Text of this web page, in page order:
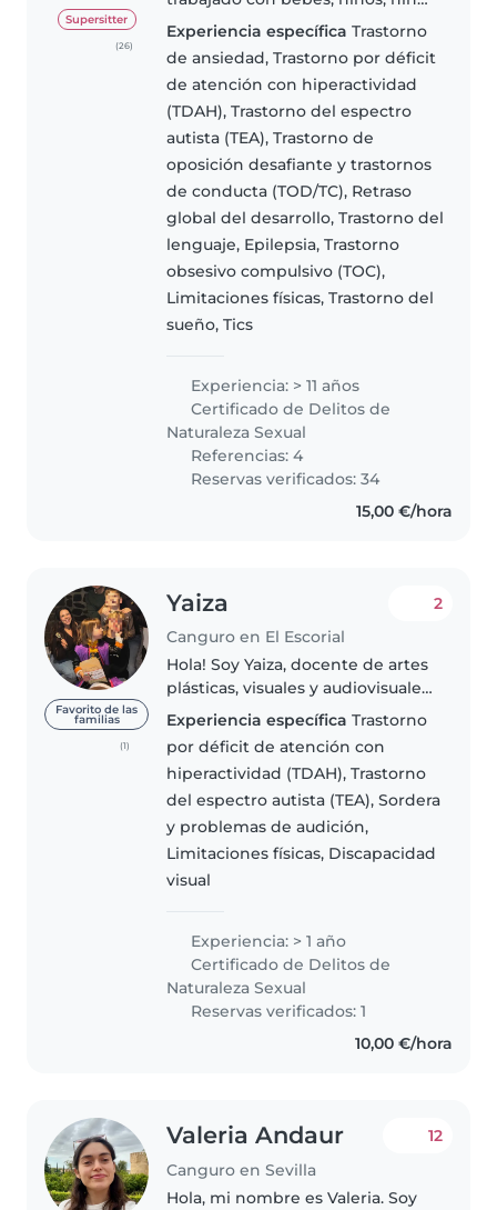
Supersitter
(26)
y adolescentes desde hace 20
años, desempeñándome tanto
como niñera o acompañante
terapéutico en domicilio,
escuelas y..
Experiencia específica Trastorno
de ansiedad, Trastorno por déficit
de atención con hiperactividad
(TDAH), Trastorno del espectro
autista (TEA), Trastorno de
oposición desafiante y trastornos
de conducta (TOD/TC), Retraso
global del desarrollo, Trastorno del
lenguaje, Epilepsia, Trastorno
obsesivo compulsivo (TOC),
Limitaciones físicas, Trastorno del
sueño, Tics
Experiencia: > 11 años
Certificado de Delitos de
Naturaleza Sexual
Referencias: 4
Reservas verificados: 34
15,00 €/hora
Favorito de las
familias
(1)
Yaiza
Canguro en El Escorial
2
Hola! Soy Yaiza, docente de artes
plásticas, visuales y audiovisuales.
Soy una persona divertida,
empática y tranquila. Me
apasiona el arte, y en mi tiempo
libre disfruto haciendo..
Experiencia específica Trastorno
por déficit de atención con
hiperactividad (TDAH), Trastorno
del espectro autista (TEA), Sordera
y problemas de audición,
Limitaciones físicas, Discapacidad
visual
Experiencia: > 1 año
Certificado de Delitos de
Naturaleza Sexual
Reservas verificados: 1
10,00 €/hora
Valeria Andaur
Canguro en Sevilla
12
Hola, mi nombre es Valeria. Soy